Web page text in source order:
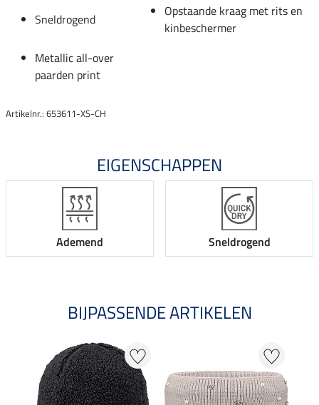
Sneldrogend
Opstaande kraag met rits en
kinbeschermer
Metallic all-over
paarden print
Artikelnr.: 653611-XS-CH
EIGENSCHAPPEN
Ademend Sneldrogend
BIJPASSENDE ARTIKELEN